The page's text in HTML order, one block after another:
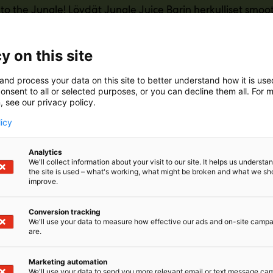
the Jungle! Löydät Jungle Juice Barin herkulliset
tuttuun tapaan vain luonnollisista raaka-
Bar pullosmoothieiden, smoothiepussien ja
ja marjojen parhaista puolista missä ja milloin
viidakon makuyhdistelmistä aamupalaksi,
ja nauti! Tule tutustumaan uutuuksiin ja nappaamaan
Juice Barin osastolta Ruokamessuilla! Nähdään
on this site
process your data on this site to better understand how it is
to all or selected purposes, or you can decline them all. For
see our privacy policy.
Analytics
We'll collect information about your visit to our site. It helps us
the site is used – what's working, what might be broken and what we
improve.
Conversion tracking
We'll use your data to measure how effective our ads and on-site
are.
Marketing automation
We'll use your data to send you more relevant email or text message